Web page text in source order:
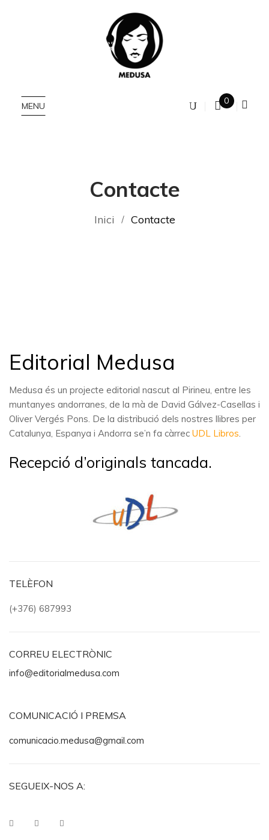
MENU 0
Contacte
Inici Contacte
Editorial Medusa
Medusa és un projecte editorial nascut al Pirineu, entre les
muntanyes andorranes, de la mà de David Gálvez-Casellas i
Oliver Vergés Pons. De la distribució dels nostres llibres per
Catalunya, Espanya i Andorra se’n fa càrrec UDL Libros.
Recepció d’originals tancada.
TELÈFON
(+376) 687993
CORREU ELECTRÒNIC
info@editorialmedusa.com
COMUNICACIÓ I PREMSA
comunicacio.medusa@gmail.com
SEGUEIX-NOS A: